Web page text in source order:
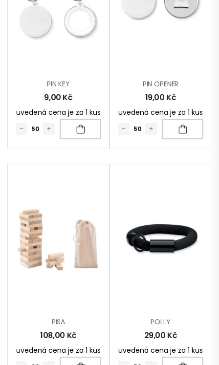
PIN KEY
9,00 Kč
uvedená cena je za 1 kus
PIN OPENER
19,00 Kč
uvedená cena je za 1 kus
PISA
108,00 Kč
uvedená cena je za 1 kus
POLLY
29,00 Kč
uvedená cena je za 1 kus